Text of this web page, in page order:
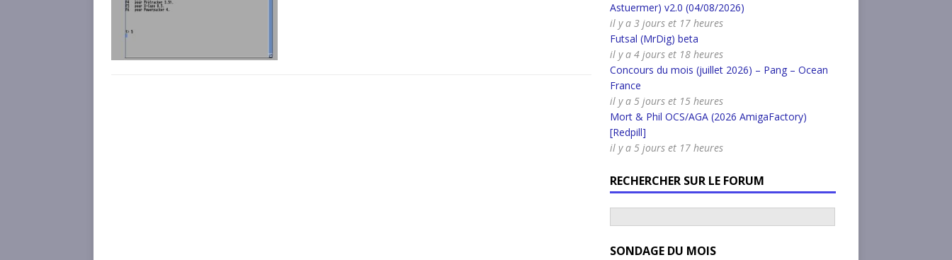
Astuermer) v2.0 (04/08/2026)
il y a 3 jours et 17 heures
Futsal (MrDig) beta
il y a 4 jours et 18 heures
Concours du mois (juillet 2026) – Pang – Ocean
France
il y a 5 jours et 15 heures
Mort & Phil OCS/AGA (2026 AmigaFactory)
[Redpill]
il y a 5 jours et 17 heures
RECHERCHER SUR LE FORUM
SONDAGE DU MOIS